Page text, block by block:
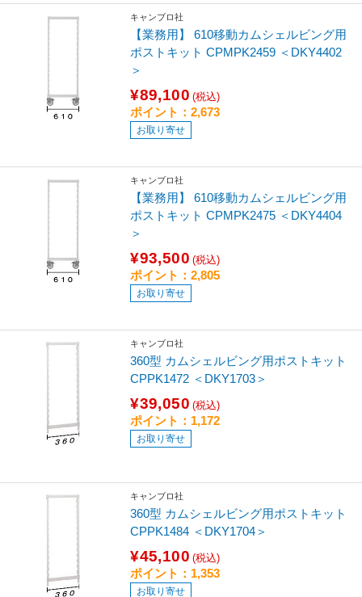
キャンブロ社
【業務用】 610移動カムシェルビング用
ポストキット CPMPK2459 ＜DKY4402
＞
¥89,100 (税込)
ポイント：2,673
お取り寄せ
キャンブロ社
【業務用】 610移動カムシェルビング用
ポストキット CPMPK2475 ＜DKY4404
＞
¥93,500 (税込)
ポイント：2,805
お取り寄せ
キャンブロ社
360型 カムシェルビング用ポストキット
CPPK1472 ＜DKY1703＞
¥39,050 (税込)
ポイント：1,172
お取り寄せ
キャンブロ社
360型 カムシェルビング用ポストキット
CPPK1484 ＜DKY1704＞
¥45,100 (税込)
ポイント：1,353
お取り寄せ